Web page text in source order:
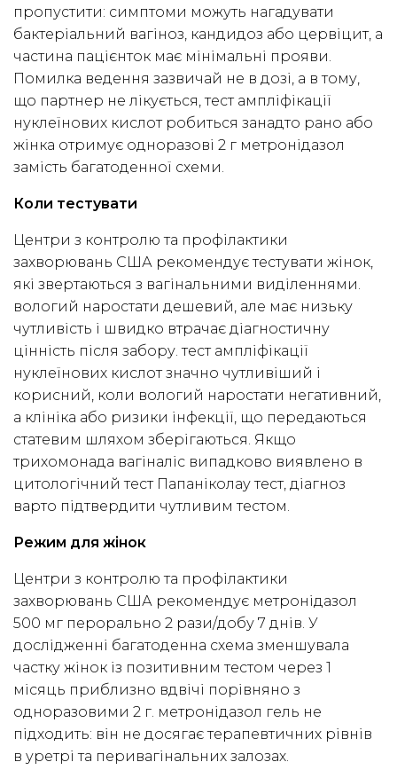
пропустити: симптоми можуть нагадувати
бактеріальний вагіноз, кандидоз або цервіцит, а
частина пацієнток має мінімальні прояви.
Помилка ведення зазвичай не в дозі, а в тому,
що партнер не лікується, тест ампліфікації
нуклеїнових кислот робиться занадто рано або
жінка отримує одноразові 2 г метронідазол
замість багатоденної схеми.
Коли тестувати
Центри з контролю та профілактики
захворювань США рекомендує тестувати жінок,
які звертаються з вагінальними виділеннями.
вологий наростати дешевий, але має низьку
чутливість і швидко втрачає діагностичну
цінність після забору. тест ампліфікації
нуклеїнових кислот значно чутливіший і
корисний, коли вологий наростати негативний,
а клініка або ризики інфекції, що передаються
статевим шляхом зберігаються. Якщо
трихомонада вагіналіс випадково виявлено в
цитологічний тест Папаніколау тест, діагноз
варто підтвердити чутливим тестом.
Режим для жінок
Центри з контролю та профілактики
захворювань США рекомендує метронідазол
500 мг перорально 2 рази/добу 7 днів. У
дослідженні багатоденна схема зменшувала
частку жінок із позитивним тестом через 1
місяць приблизно вдвічі порівняно з
одноразовими 2 г. метронідазол гель не
підходить: він не досягає терапевтичних рівнів
в уретрі та перивагінальних залозах.